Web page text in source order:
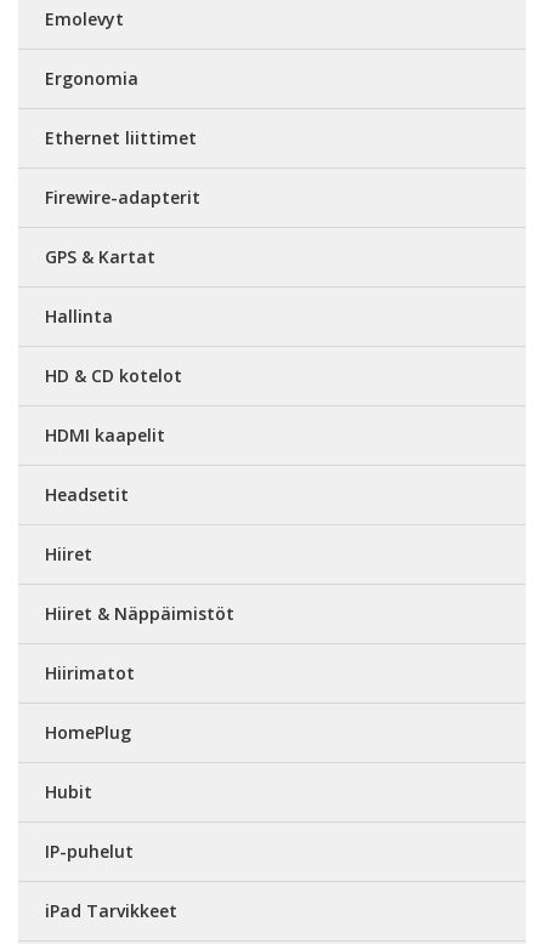
Emolevyt
Ergonomia
Ethernet liittimet
Firewire-adapterit
GPS & Kartat
Hallinta
HD & CD kotelot
HDMI kaapelit
Headsetit
Hiiret
Hiiret & Näppäimistöt
Hiirimatot
HomePlug
Hubit
IP-puhelut
iPad Tarvikkeet